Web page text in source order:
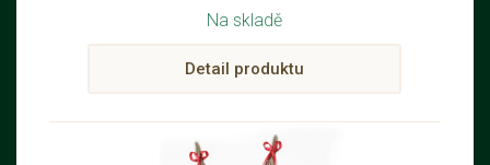
Na skladě
Detail produktu